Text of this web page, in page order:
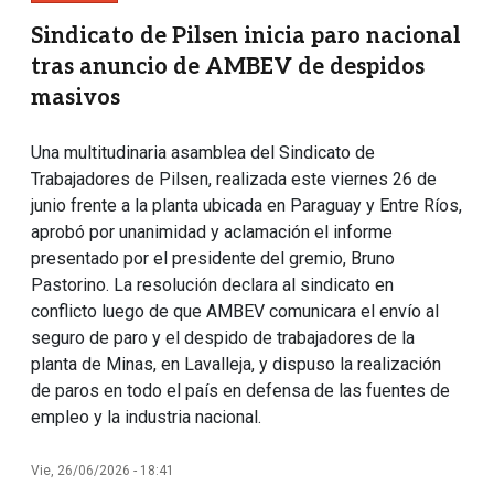
Sindicato de Pilsen inicia paro nacional
tras anuncio de AMBEV de despidos
masivos
Una multitudinaria asamblea del Sindicato de
Trabajadores de Pilsen, realizada este viernes 26 de
junio frente a la planta ubicada en Paraguay y Entre Ríos,
aprobó por unanimidad y aclamación el informe
presentado por el presidente del gremio, Bruno
Pastorino. La resolución declara al sindicato en
conflicto luego de que AMBEV comunicara el envío al
seguro de paro y el despido de trabajadores de la
planta de Minas, en Lavalleja, y dispuso la realización
de paros en todo el país en defensa de las fuentes de
empleo y la industria nacional.
Vie, 26/06/2026 - 18:41